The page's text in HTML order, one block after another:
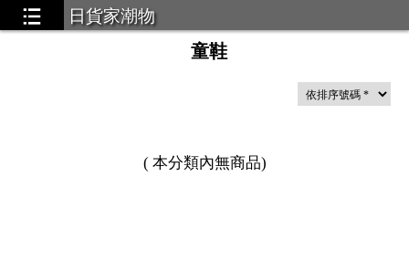
日貨家潮物
童鞋
( 本分類內無商品)